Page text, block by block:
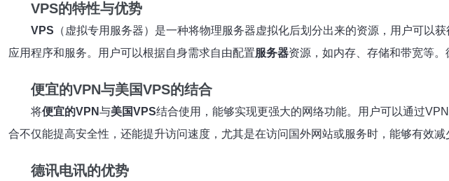
VPS的特性与优势
VPS （虚拟专用服务器）是一种将物理服务器虚拟化后划分出来的资源，用户可
应用程序和服务。用户可以根据自身需求自由配置服务器资源，如内存、存储和带宽等
便宜的VPN与美国VPS的结合
将便宜的VPN与美国VPS结合使用，能够实现更强大的网络功能。用户可以通过
合不仅能提高安全性，还能提升访问速度，尤其是在访问国外网站或服务时，能够有效
德讯电讯的优势